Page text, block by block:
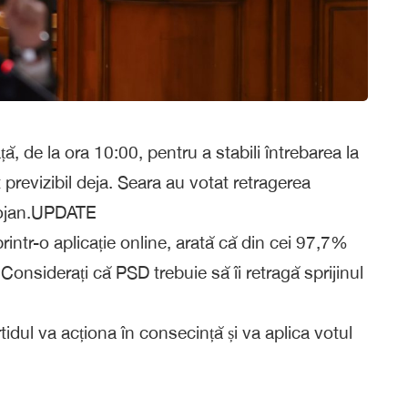
de la ora 10:00, pentru a stabili întrebarea la
deja. Seara au votat retragerea
o aplicație online, arată că din cei 97,7%
că PSD trebuie să îi retragă sprijinul
va acționa în consecință și va aplica votul